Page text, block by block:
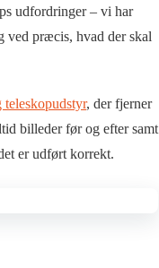
udfordringer – vi har
ved præcis, hvad der skal
teleskopudstyr, der fjerner
billeder før og efter samt
er udført korrekt.